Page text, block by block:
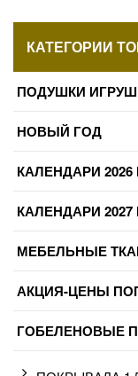
КАТЕГОРИИ
ПОДУШКИ
НОВЫЙ ГОД
КАЛЕНДАРИ
КАЛЕНДАРИ
МЕБЕЛЬНЫЕ
АКЦИЯ-ЦЕНЫ
ГОБЕЛЕНОВЫЕ